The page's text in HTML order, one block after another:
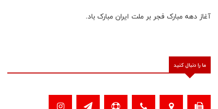
آغاز دهه مبارک فجر بر ملت ایران مبارک باد.
ما را دنبال کنید